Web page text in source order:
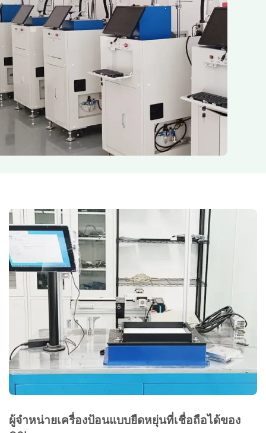
ผู้จำหน่ายเครื่องป้อนแบบยืดหยุ่นที่เชื่อถือได้ของ